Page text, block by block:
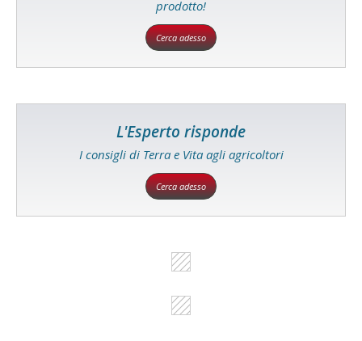
prodotto!
Cerca adesso
L'Esperto risponde
I consigli di Terra e Vita agli agricoltori
Cerca adesso